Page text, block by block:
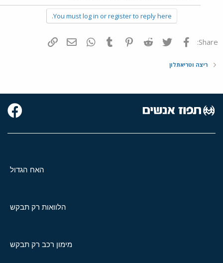
You must log in or register to reply here.
Share: פייסבוק Twitter
Reddit
Pinterest
Tumblr
WhatsAppדואר אלקטרוני
ריצה וטריאתלון
האח הגדול
הלוואות רק תבקש
מימון רכב רק תבקש